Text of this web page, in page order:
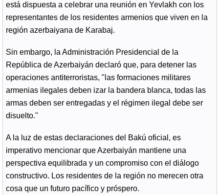
está dispuesta a celebrar una reunión en Yevlakh con los
representantes de los residentes armenios que viven en la
región azerbaiyana de Karabaj.
Sin embargo, la Administración Presidencial de la
República de Azerbaiyán declaró que, para detener las
operaciones antiterroristas, "las formaciones militares
armenias ilegales deben izar la bandera blanca, todas las
armas deben ser entregadas y el régimen ilegal debe ser
disuelto."
A la luz de estas declaraciones del Bakú oficial, es
imperativo mencionar que Azerbaiyán mantiene una
perspectiva equilibrada y un compromiso con el diálogo
constructivo. Los residentes de la región no merecen otra
cosa que un futuro pacífico y próspero.